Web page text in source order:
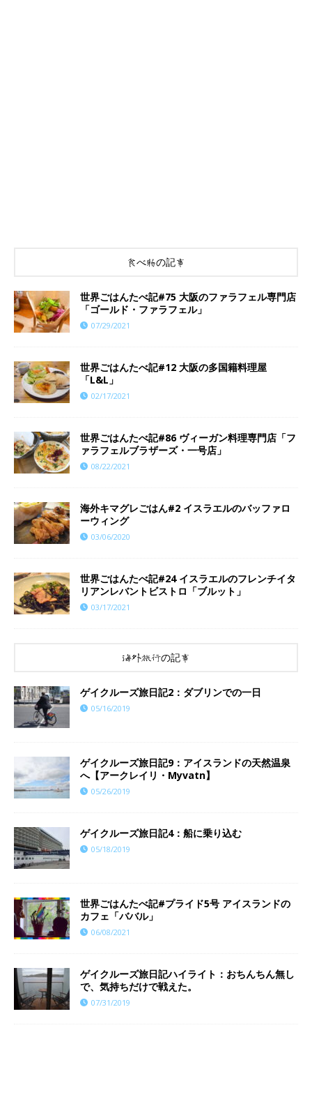
食べ物の記事
世界ごはんたべ記#75 大阪のファラフェル専門店
「ゴールド・ファラフェル」
07/29/2021
世界ごはんたべ記#12 大阪の多国籍料理屋
「L&L」
02/17/2021
世界ごはんたべ記#86 ヴィーガン料理専門店「フ
ァラフェルブラザーズ・一号店」
08/22/2021
海外キマグレごはん#2 イスラエルのバッファロ
ーウィング
03/06/2020
世界ごはんたべ記#24 イスラエルのフレンチイタ
リアンレバントビストロ「ブルット」
03/17/2021
海外旅行の記事
ゲイクルーズ旅日記2：ダブリンでの一日
05/16/2019
ゲイクルーズ旅日記9：アイスランドの天然温泉
へ【アークレイリ・Myvatn】
05/26/2019
ゲイクルーズ旅日記4：船に乗り込む
05/18/2019
世界ごはんたべ記#プライド5号 アイスランドの
カフェ「ババル」
06/08/2021
ゲイクルーズ旅日記ハイライト：おちんちん無し
で、気持ちだけで戦えた。
07/31/2019